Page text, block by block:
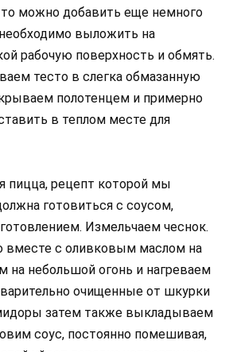
то можно добавить еще немного
выложить на
рабочую поверхность и обмять.
тесто в слегка обмазанную
полотенцем и примерно
в теплом месте для
пицца, рецепт которой мы
готовиться с соусом,
Измельчаем чеснок.
вместе с оливковым маслом на
на небольшой огонь и нагреваем
очищенные от шкурки
затем также выкладываем
соус, постоянно помешивая,